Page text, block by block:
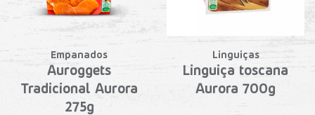
Empanados
Auroggets
Tradicional Aurora
275g
Linguiças
Linguiça toscana
Aurora 700g